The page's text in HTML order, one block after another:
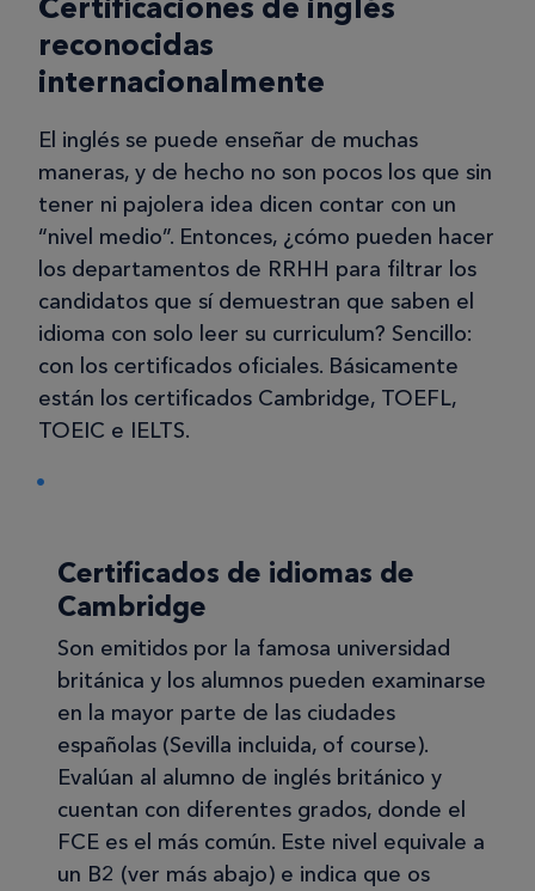
Certificaciones de inglés
reconocidas
internacionalmente
El inglés se puede enseñar de muchas
maneras, y de hecho no son pocos los que sin
tener ni pajolera idea dicen contar con un
“nivel medio”. Entonces, ¿cómo pueden hacer
los departamentos de RRHH para filtrar los
candidatos que sí demuestran que saben el
idioma con solo leer su curriculum? Sencillo:
con los certificados oficiales. Básicamente
están los certificados Cambridge, TOEFL,
TOEIC e IELTS.
Certificados de idiomas de
Cambridge
Son emitidos por la famosa universidad
británica y los alumnos pueden examinarse
en la mayor parte de las ciudades
españolas (Sevilla incluida, of course).
Evalúan al alumno de inglés británico y
cuentan con diferentes grados, donde el
FCE es el más común. Este nivel equivale a
un B2 (ver más abajo) e indica que os